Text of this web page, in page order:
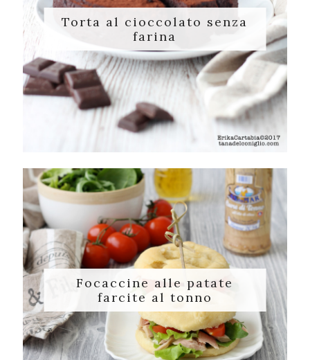
Torta al cioccolato senza
farina
Focaccine alle patate
farcite al tonno